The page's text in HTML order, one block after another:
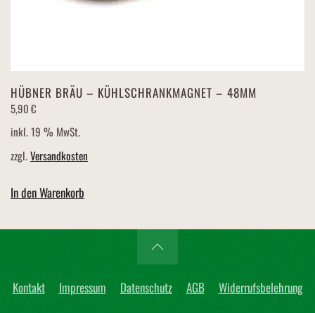
HÜBNER BRÄU – KÜHLSCHRANKMAGNET – 48MM
5,90€
inkl. 19 % MwSt.
zzgl.Versandkosten
In den Warenkorb
Kontakt Impressum Datenschutz AGB Widerrufsbelehrung